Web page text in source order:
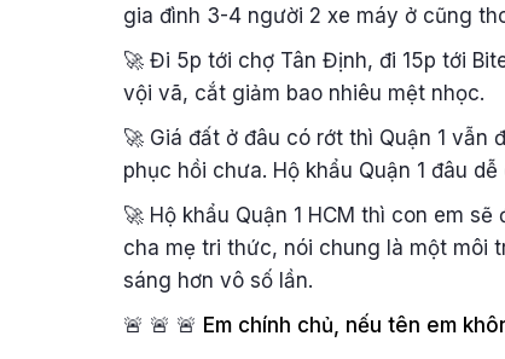
gia đình 3-4 người 2 xe máy ở cũng
🚀 Đi 5p tới chợ Tân Định, đi 15p tới
vội vã, cắt giảm bao nhiêu mệt nhọc.
🚀 Giá đất ở đâu có rớt thì Quận 1 vẫn
phục hồi chưa. Hộ khẩu Quận 1 đâu dễ
🚀 Hộ khẩu Quận 1 HCM thì con em
cha mẹ tri thức, nói chung là một môi
sáng hơn vô số lần.
🚨 🚨 🚨 Em chính chủ, nếu tên em